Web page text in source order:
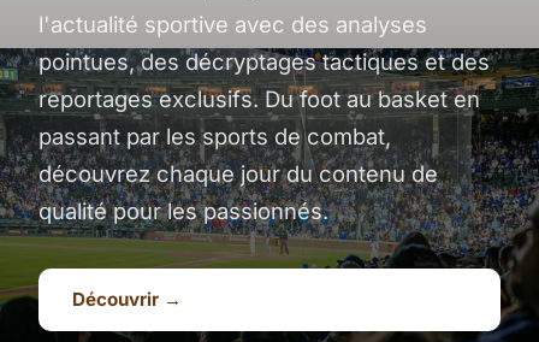
l'actualité sportive avec des analyses
pointues, des décryptages tactiques et des
reportages exclusifs. Du foot au basket en
passant par les sports de combat,
découvrez chaque jour du contenu de
qualité pour les passionnés.
Découvrir →